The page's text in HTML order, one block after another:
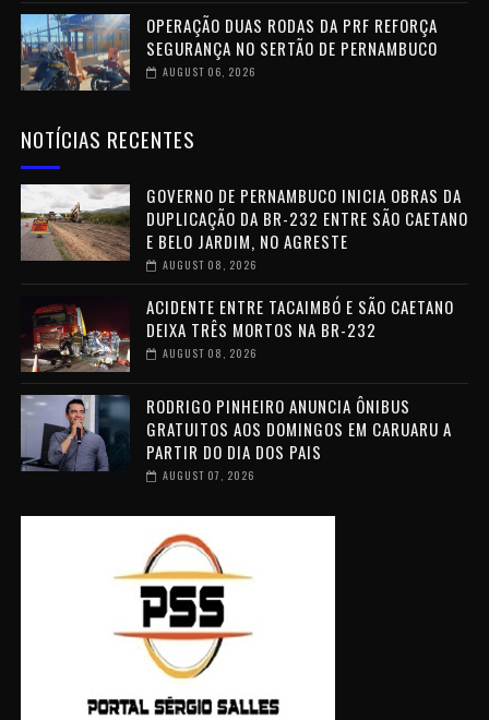
OPERAÇÃO DUAS RODAS DA PRF REFORÇA
SEGURANÇA NO SERTÃO DE PERNAMBUCO
AUGUST 06, 2026
NOTÍCIAS RECENTES
GOVERNO DE PERNAMBUCO INICIA OBRAS DA
DUPLICAÇÃO DA BR-232 ENTRE SÃO CAETANO
E BELO JARDIM, NO AGRESTE
AUGUST 08, 2026
ACIDENTE ENTRE TACAIMBÓ E SÃO CAETANO
DEIXA TRÊS MORTOS NA BR-232
AUGUST 08, 2026
RODRIGO PINHEIRO ANUNCIA ÔNIBUS
GRATUITOS AOS DOMINGOS EM CARUARU A
PARTIR DO DIA DOS PAIS
AUGUST 07, 2026